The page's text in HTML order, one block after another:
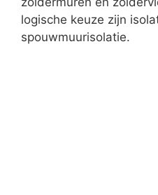
bouwknopen. Bepaal
waar u de ramen wilt.